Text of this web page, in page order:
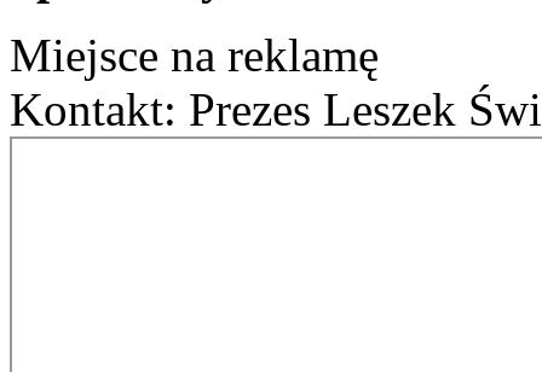
Miejsce na reklamę
Kontakt: Prezes Leszek